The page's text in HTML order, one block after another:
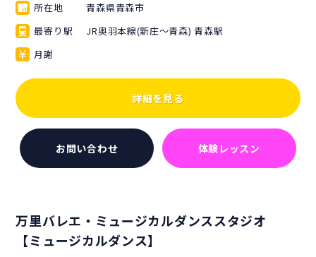
所在地
青森県青森市
最寄り駅
JR奥羽本線(新庄～青森) 青森駅
月謝
詳細を見る
お問い合わせ 体験レッスン
万里バレエ・ミュージカルダンススタジオ
【ミュージカルダンス】